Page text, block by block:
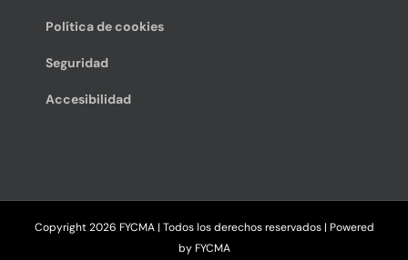
Política de cookies
Seguridad
Accesibilidad
Copyright2026 FYCMA | Todos los derechos reservados | Powered
byFYCMA